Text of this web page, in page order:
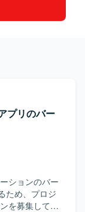
プリのバー
ションのバー
ため、プロジ
を募集してお